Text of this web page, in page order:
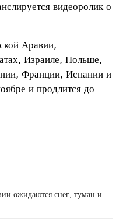
видеоролик о
Аравии,
Израиле, Польше,
Франции, Испании и
и продлится до
ожидаются снег, туман и